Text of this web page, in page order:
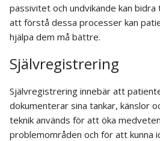
passivitet och undvikande kan
att förstå dessa processer kan
hjälpa dem må bättre.
Självregistrering
Självregistrering innebär att
dokumenterar sina tankar, känslor
teknik används för att öka
problemområden och för att kunna